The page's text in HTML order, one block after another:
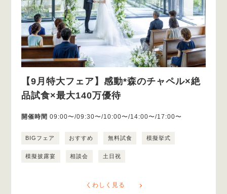
【9月特大フェア】感動*森のチャペル×絶
品試食×最大140万優待
開催時間 09:00〜/09:30〜/10:00〜/14:00〜/17:00〜
BIGフェア おすすめ 無料試食 模擬挙式
模擬披露宴 相談会 土日祝
くわしく見る